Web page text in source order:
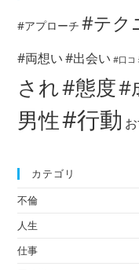
#アプローチ #テク
#両想い#出会い #口コ
され#態度#
男性#行動
カテゴリ
不倫
人生
仕事